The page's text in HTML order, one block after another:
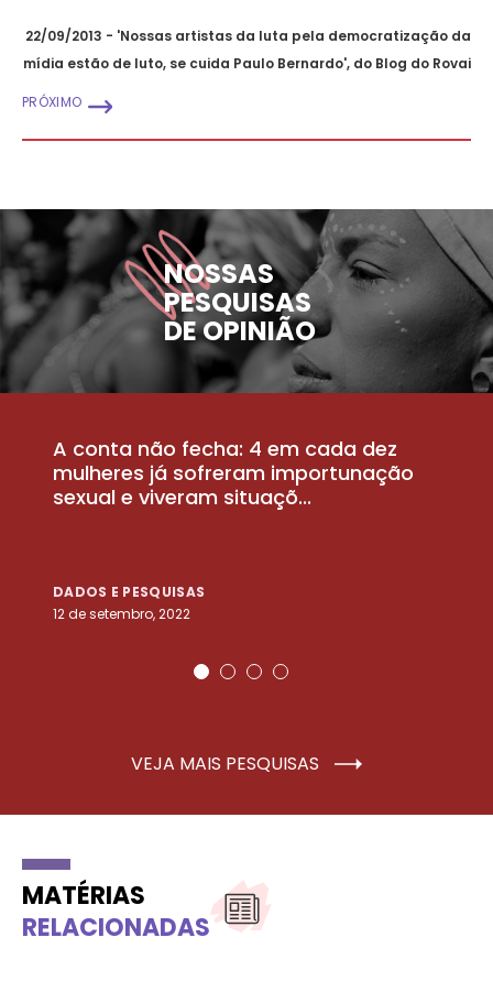
22/09/2013 - 'Nossas artistas da luta pela democratização da
mídia estão de luto, se cuida Paulo Bernardo', do Blog do Rovai
PRÓXIMO
NOSSAS
PESQUISAS
DE OPINIÃO
A conta não fecha: 4 em cada dez
mulheres já sofreram importunação
sexual e viveram situaçõ...
DADOS E PESQUISAS
12 de setembro, 2022
VEJA MAIS PESQUISAS
MATÉRIAS
RELACIONADAS